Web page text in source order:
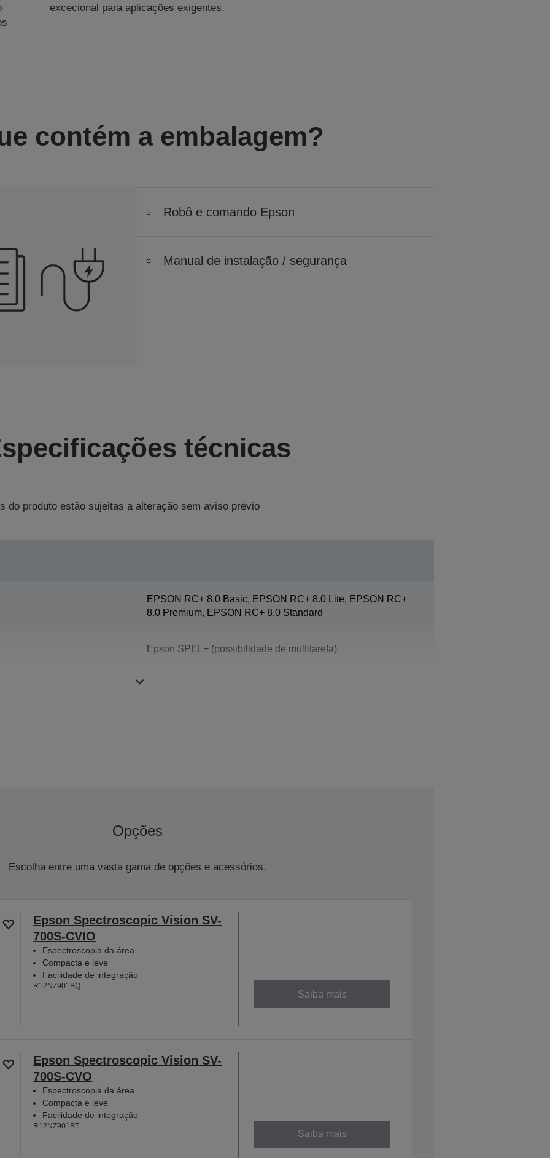
excecional para aplicações exigentes.
contém a embalagem?
Robô e comando Epson
Manual de instalação / segurança
técnicas
do produto estão sujeitas a alteração sem aviso prévio
EPSON RC+ 8.0 Basic, EPSON RC+ 8.0 Lite, EPSON RC+
8.0 Premium, EPSON RC+ 8.0 Standard
Epson SPEL+ (possibilidade de multitarefa)
Opções
Escolha entre uma vasta gama de opções e acessórios.
Epson Spectroscopic Vision SV-
700S-CVIO
Espectroscopia da área
Compacta e leve
Facilidade de integração
R12NZ901BQ
Saiba mais
Epson Spectroscopic Vision SV-
700S-CVO
Espectroscopia da área
Compacta e leve
Facilidade de integração
R12NZ901BT
Saiba mais